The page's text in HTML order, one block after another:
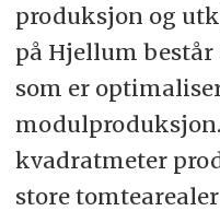
produksjon og
på Hjellum
som er
kvadratmeter
store